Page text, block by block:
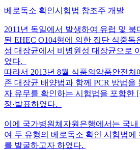
베로독소 확인시험법 참조주 개발
2011년 독일에서 발생하여 유럽 및 북
된 EHEC O104형에 의한 집단 식중독
성 대장균에서 비병원성 대장균으로
었다.
따라서 2013년 8월 식품의약품안전처
존 대장균 배양법과 함께 PCR 방법을
자 유무를 확인하는 시험법을 포함한
정·발표하였다.
이에 국가병원체자원은행에서는 국
여 두 유형의 베로독소 확인 시험법에
를 발굴하고자 하였다.